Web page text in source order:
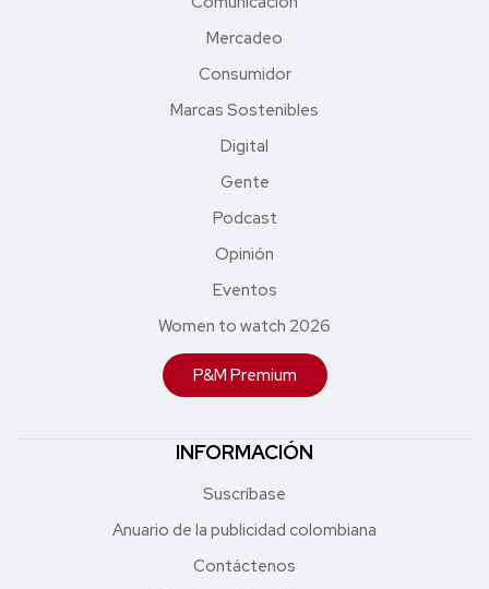
Mercadeo
Consumidor
Marcas Sostenibles
Digital
Gente
Podcast
Opinión
Eventos
Women to watch 2026
P&M Premium
INFORMACIÓN
Suscríbase
Anuario de la publicidad colombiana
Contáctenos